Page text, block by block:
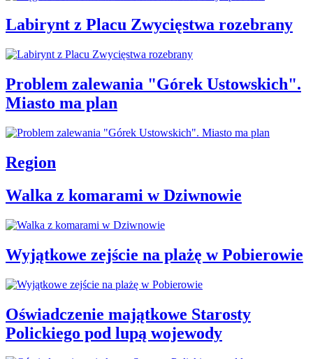
Labirynt z Placu Zwycięstwa rozebrany
Problem zalewania "Górek Ustowskich".
Miasto ma plan
Region
Walka z komarami w Dziwnowie
Wyjątkowe zejście na plażę w Pobierowie
Oświadczenie majątkowe Starosty
Polickiego pod lupą wojewody